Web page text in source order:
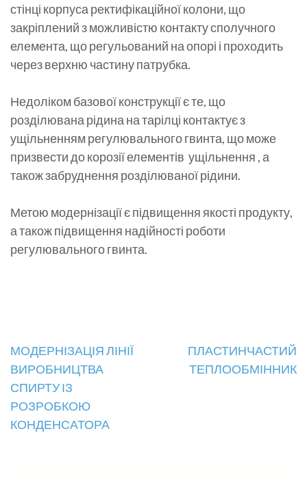
стінці корпуса ректифікаційної колони, що
закріплений з можливістю контакту сполучного
елемента, що регульований на опорі і проходить
через верхню частину патрубка.
Недоліком базової конструкції є те, що
розділювана рідина на тарілці контактує з
ущільненням регулювального гвинта, що може
призвести до корозії елементів ущільнення , а
також забруднення розділюваної рідини.
Метою модернізації є підвищення якості продукту,
а також підвищення надійності роботи
регулювального гвинта.
Навігація
записів
МОДЕРНІЗАЦІЯ ЛІНІЇ
ВИРОБНИЦТВА
СПИРТУ ІЗ
РОЗРОБКОЮ
КОНДЕНСАТОРА
ПЛАСТИНЧАСТИЙ
ТЕПЛООБМІННИК